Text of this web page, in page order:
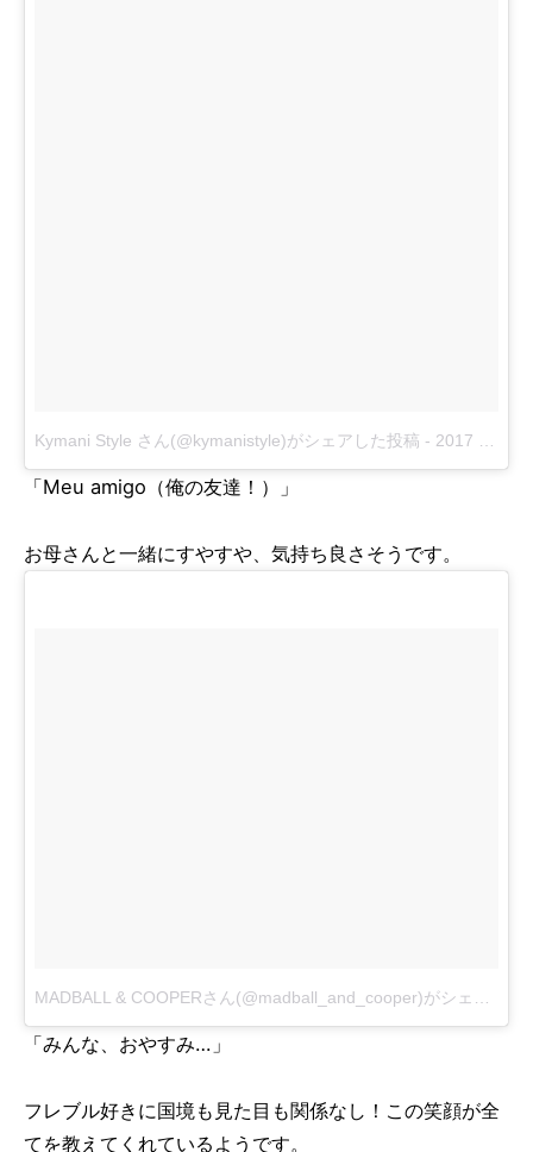
Kymani Style さん(@kymanistyle)がシェアした投稿 - 2017 2月 15 12:30午後 PST
「Meu amigo（俺の友達！）」
お母さんと一緒にすやすや、気持ち良さそうです。
「みんな、おやすみ…」
フレブル好きに国境も見た目も関係なし！この笑顔が全
てを教えてくれているようです。